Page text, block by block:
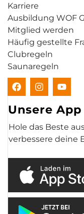
Karriere
Ausbildung WOF
Mitglied werden
Häufig gestellte
Clubregeln
Saunaregeln
Unsere App
Hole das Beste
verbessere deine